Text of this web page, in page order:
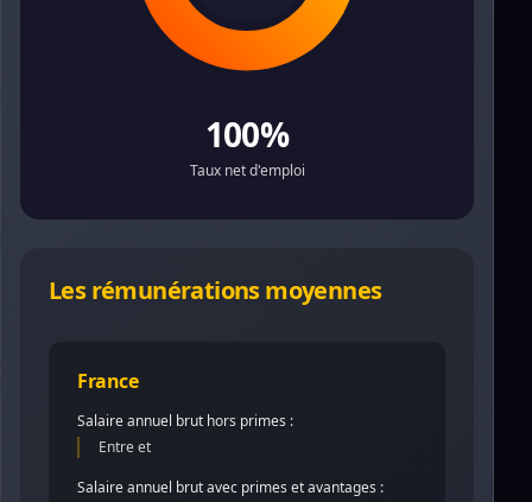
100%
Taux net d'emploi
Les rémunérations moyennes
France
Salaire annuel brut hors primes :
Entre et
Salaire annuel brut avec primes et avantages :